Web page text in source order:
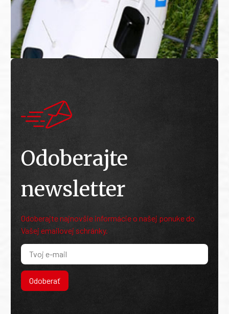
Odoberajte
newsletter
Odoberajte najnovšie informácie o našej ponuke do
Vašej emailovej schránky.
Odoberať